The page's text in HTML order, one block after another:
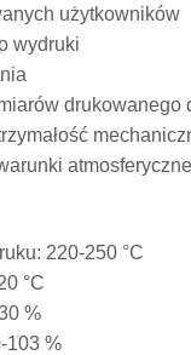
użytkowników
wydruki
drukowanego
atmosferyczne
220-250 °C
°C
%
103 %